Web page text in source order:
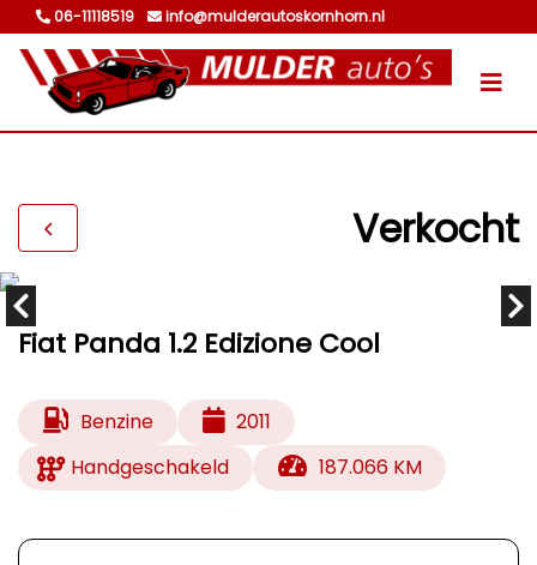
06-11118519 info@mulderautoskornhorn.nl
Verkocht
Fiat Panda 1.2 Edizione Cool
Benzine
2011
Handgeschakeld
187.066 KM